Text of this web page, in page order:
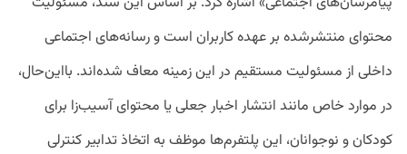
محتوای منتشرشده بر عهده کاربران است و رسانه‌های اجتماعی
داخلی از مسئولیت مستقیم در این زمینه معاف شده‌اند. بااین‌حال،
در موارد خاص مانند انتشار اخبار جعلی یا محتوای آسیب‌زا برای
کودکان و نوجوانان، این پلتفرم‌ها موظف به اتخاذ تدابیر کنترلی